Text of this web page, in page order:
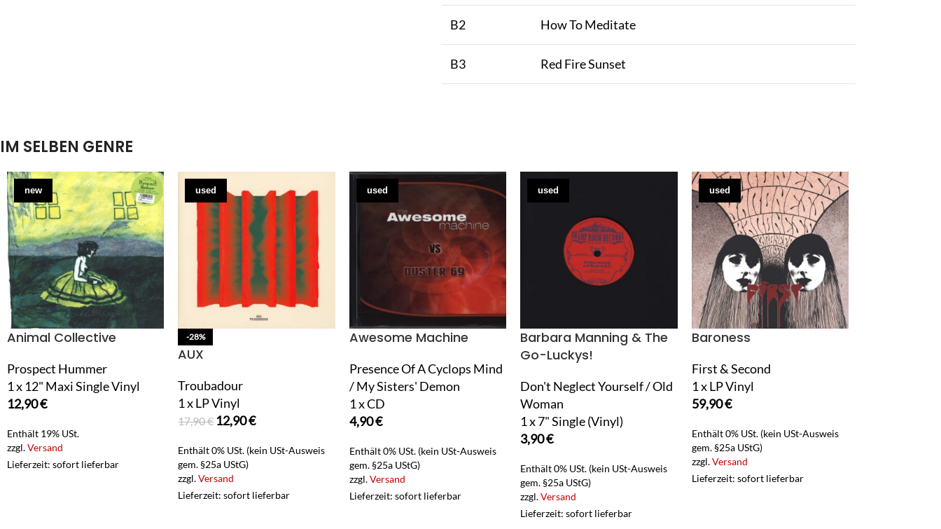
B2 How To Meditate
B3 Red Fire Sunset
IM SELBEN GENRE
new
Animal Collective
Prospect Hummer
1 x 12" Maxi Single Vinyl
12,90€
Enthält 19% USt.
zzgl.Versand
Lieferzeit: sofort lieferbar
used
-28%
AUX
Troubadour
1 x LP Vinyl
17,90€ 12,90€
Enthält 0% USt. (kein USt-Ausweis
gem. §25a UStG)
zzgl.Versand
Lieferzeit: sofort lieferbar
used
Awesome Machine
Presence Of A Cyclops Mind
/ My Sisters' Demon
1 x CD
4,90€
Enthält 0% USt. (kein USt-Ausweis
gem. §25a UStG)
zzgl.Versand
Lieferzeit: sofort lieferbar
used
Barbara Manning & The
Go-Luckys!
Don't Neglect Yourself / Old
Woman
1 x 7" Single (Vinyl)
3,90€
Enthält 0% USt. (kein USt-Ausweis
gem. §25a UStG)
zzgl.Versand
Lieferzeit: sofort lieferbar
used
Baroness
First & Second
1 x LP Vinyl
59,90€
Enthält 0% USt. (kein USt-Ausweis
gem. §25a UStG)
zzgl.Versand
Lieferzeit: sofort lieferbar